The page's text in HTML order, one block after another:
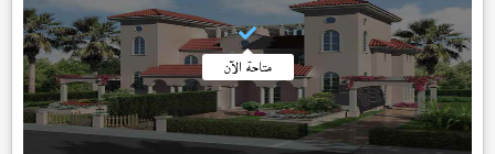
متاحة الآن